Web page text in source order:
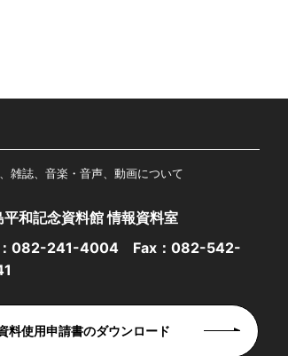
雑誌、音楽・音声、動画について
平和記念資料館 情報資料室
082-241-4004 Fax：082-542-
料使用申請書のダウンロード